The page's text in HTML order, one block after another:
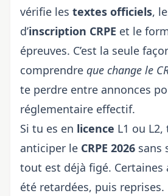
vérifie les textes officiels,
d’inscription CRPE et le
épreuves. C’est la seule
comprendre que change le
te perdre entre annonces
réglementaire effectif.
Si tu es en licence L1 ou
anticiper le CRPE 2026 sans
tout est déjà figé. Certaines
été retardées, puis reprises.